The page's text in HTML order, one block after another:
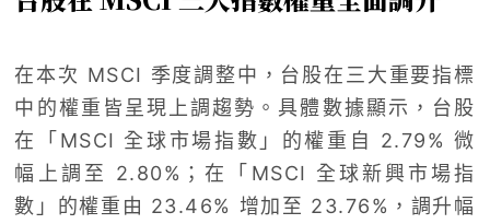
在本次 MSCI 季度調整中，台股在三大重要指標
中的權重皆呈現上調趨勢。具體數據顯示，台股
在「MSCI 全球市場指數」的權重自 2.79% 微
幅上調至 2.80%；在「MSCI 全球新興市場指
數」的權重由 23.46% 增加至 23.76%，調升幅